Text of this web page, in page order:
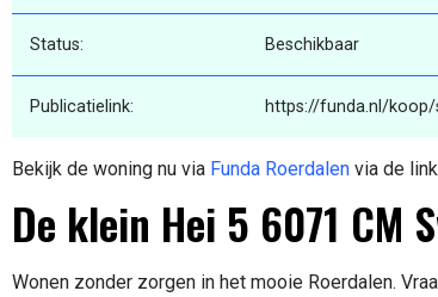
Status: Beschikbaar
Publicatielink: https://funda.nl/
Bekijk de woning nu via Funda Roerdalen via de
De klein Hei 5 6071 CM
Wonen zonder zorgen in het mooie Roerdalen.